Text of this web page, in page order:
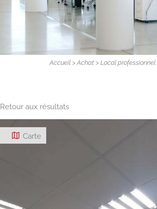
Accueil >Achat >Local professionnel
Retour aux résultats
Carte